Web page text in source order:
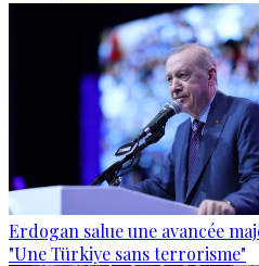
Erdogan salue une avancée
"Une Türkiye sans terrorisme"